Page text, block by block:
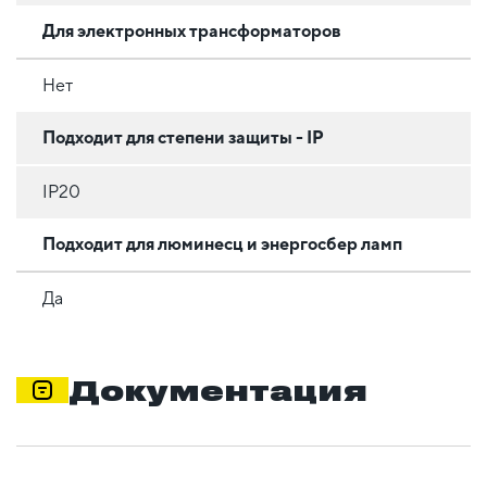
Для электронных трансформаторов
Нет
Подходит для степени защиты - IP
IP20
Подходит для люминесц и энергосбер ламп
Да
Документация